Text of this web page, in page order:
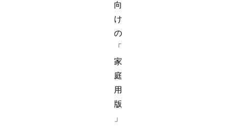
向
け
の
「
家
庭
用
版
」